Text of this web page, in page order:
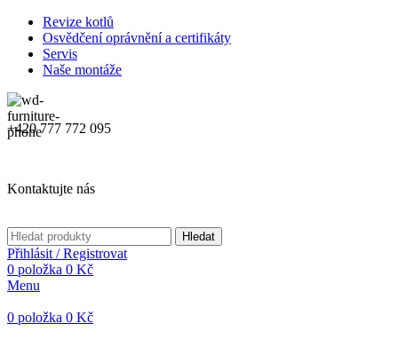
Revize kotlů
Osvědčení oprávnění a certifikáty
Servis
Naše montáže
+420 777 772 095
Kontaktujte nás
Hledat
Přihlásit / Registrovat
0 položka 0 Kč
Menu
0 položka 0 Kč